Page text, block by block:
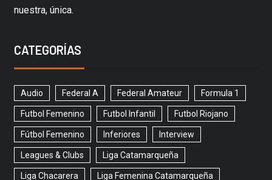
nuestra, única.
CATEGORÍAS
Audio Federal A Federal Amateur Formula 1
Futbol Femenino Futbol Infantil Futbol Riojano
Fútbol Femenino Inferiores Interview
Leagues & Clubs Liga Catamarqueña
Liga Chacarera Liga Femenina Catamarqueña